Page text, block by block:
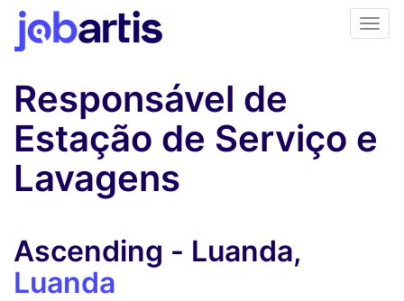
Responsável de
Estação de Serviço e
Lavagens
Ascending - Luanda,
Luanda